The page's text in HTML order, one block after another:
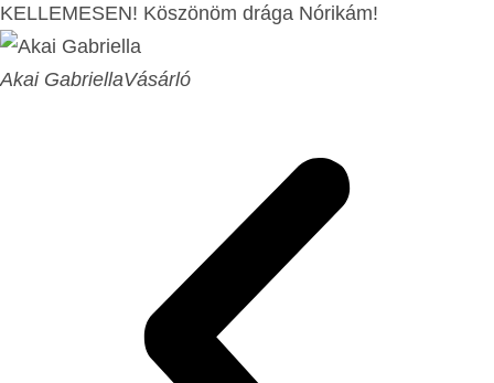
KELLEMESEN! Köszönöm drága Nórikám!
Akai GabriellaVásárló